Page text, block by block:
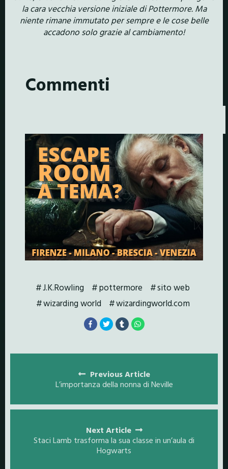
la cara vecchia versione iniziale di Pottermore. Ma
niente rimane immutato per sempre e le cose belle
accadono solo grazie al cambiamento!
Commenti
J.K.Rowling pottermore
sito web
wizarding world
wizardingworld.com
navigation
Previous Article
L’importanza della nonna di Neville
Next Article
Staci Lamb trasforma la sua classe in un’aula di
Hogwarts